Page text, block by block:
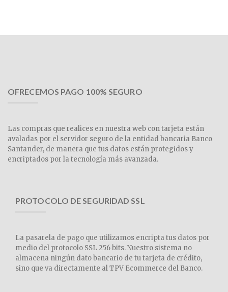
OFRECEMOS PAGO 100% SEGURO
Las compras que realices en nuestra web con tarjeta están
avaladas por el servidor seguro de la entidad bancaria Banco
Santander, de manera que tus datos están protegidos y
encriptados por la tecnología más avanzada.
PROTOCOLO DE SEGURIDAD SSL
La pasarela de pago que utilizamos encripta tus datos por
medio del protocolo SSL 256 bits. Nuestro sistema no
almacena ningún dato bancario de tu tarjeta de crédito,
sino que va directamente al TPV Ecommerce del Banco.